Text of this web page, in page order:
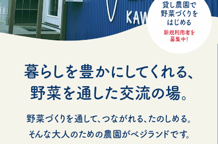
貸し農園で
野菜づくりを
はじめる
新規利用者を
募集中！
暮らしを豊かにしてくれる、
野菜を通した交流の場。
野菜づくりを通して、つながれる、たのしめる。
そんな大人のための農園がベジランドです。